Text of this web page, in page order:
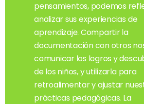
pensamientos, podemos
analizar sus experiencias de
aprendizaje. Compartir la
documentación con otros
comunicar los logros y
de los niños, y utilizarla para
retroalimentar y ajustar
prácticas pedagógicas. La